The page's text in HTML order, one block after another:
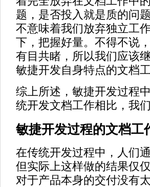
题，是否投入就是质的问
不意味着我们放弃独立工
下，把握好量。不得不说
有目共睹，所以我们应该
敏捷开发自身特点的文档
综上所述，敏捷开发过程
统开发文档工作相比，我
敏捷开发过程的文档工
在传统开发过程中，人们
但实际上这样做的结果仅
对于产品本身的交付没有